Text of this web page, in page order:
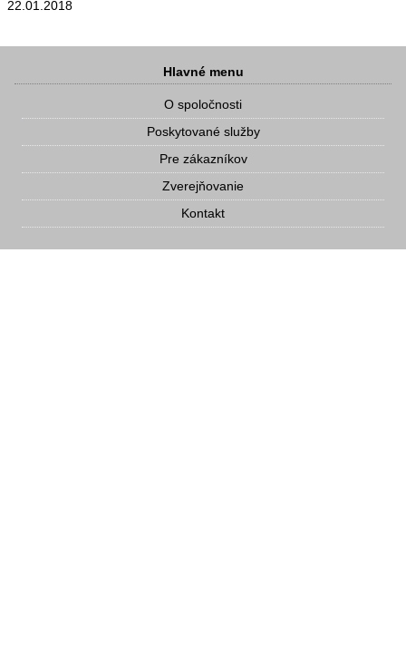
22.01.2018
Hlavné menu
O spoločnosti
Poskytované služby
Pre zákazníkov
Zverejňovanie
Kontakt